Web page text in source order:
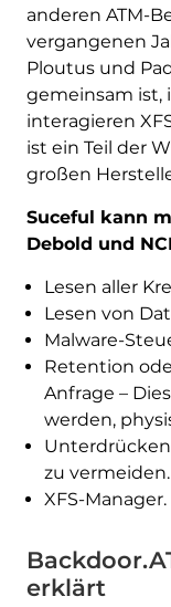
anderen ATM-
vergangenen
Ploutus und
gemeinsam ist,
interagieren
ist ein Teil der
großen
Suceful kann
Debold und
Lesen aller
Lesen von
Malware-
Retention
Anfrage –
werden,
zu vermeiden.
XFS-Manager.
erklärt